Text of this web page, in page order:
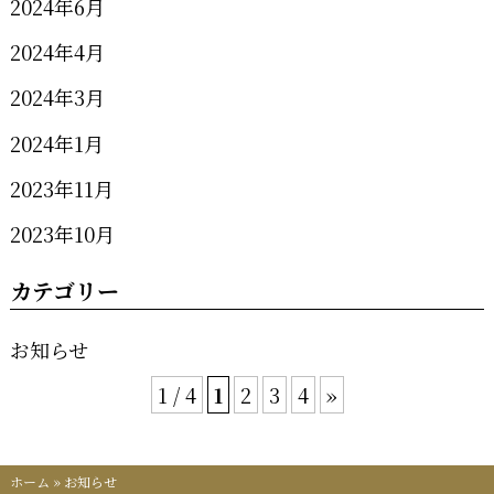
2024年6月
2024年4月
2024年3月
2024年1月
2023年11月
2023年10月
カテゴリー
お知らせ
1 / 4
1 2 3 4 »
ホーム » お知らせ